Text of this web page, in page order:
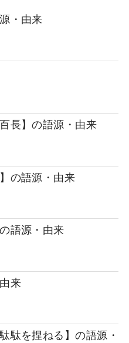
・由来
長】の語源・由来
の語源・由来
語源・由来
来
駄を捏ねる】の語源・